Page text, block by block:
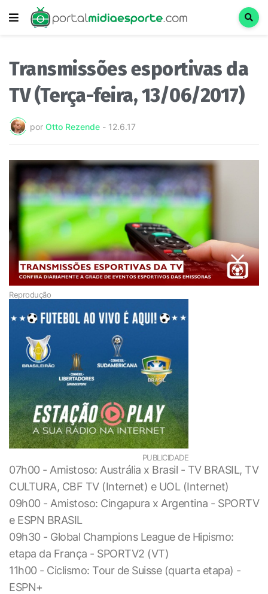
Transmissões esportivas da
TV (Terça-feira, 13/06/2017)
por Otto Rezende - 12.6.17
Reprodução
PUBLICIDADE
07h00 - Amistoso: Austrália x Brasil - TV BRASIL, TV
CULTURA, CBF TV (Internet) e UOL (Internet)
09h00 - Amistoso: Cingapura x Argentina - SPORTV
e ESPN BRASIL
09h30 - Global Champions League de Hipismo:
etapa da França - SPORTV2 (VT)
11h00 - Ciclismo: Tour de Suisse (quarta etapa) -
ESPN+